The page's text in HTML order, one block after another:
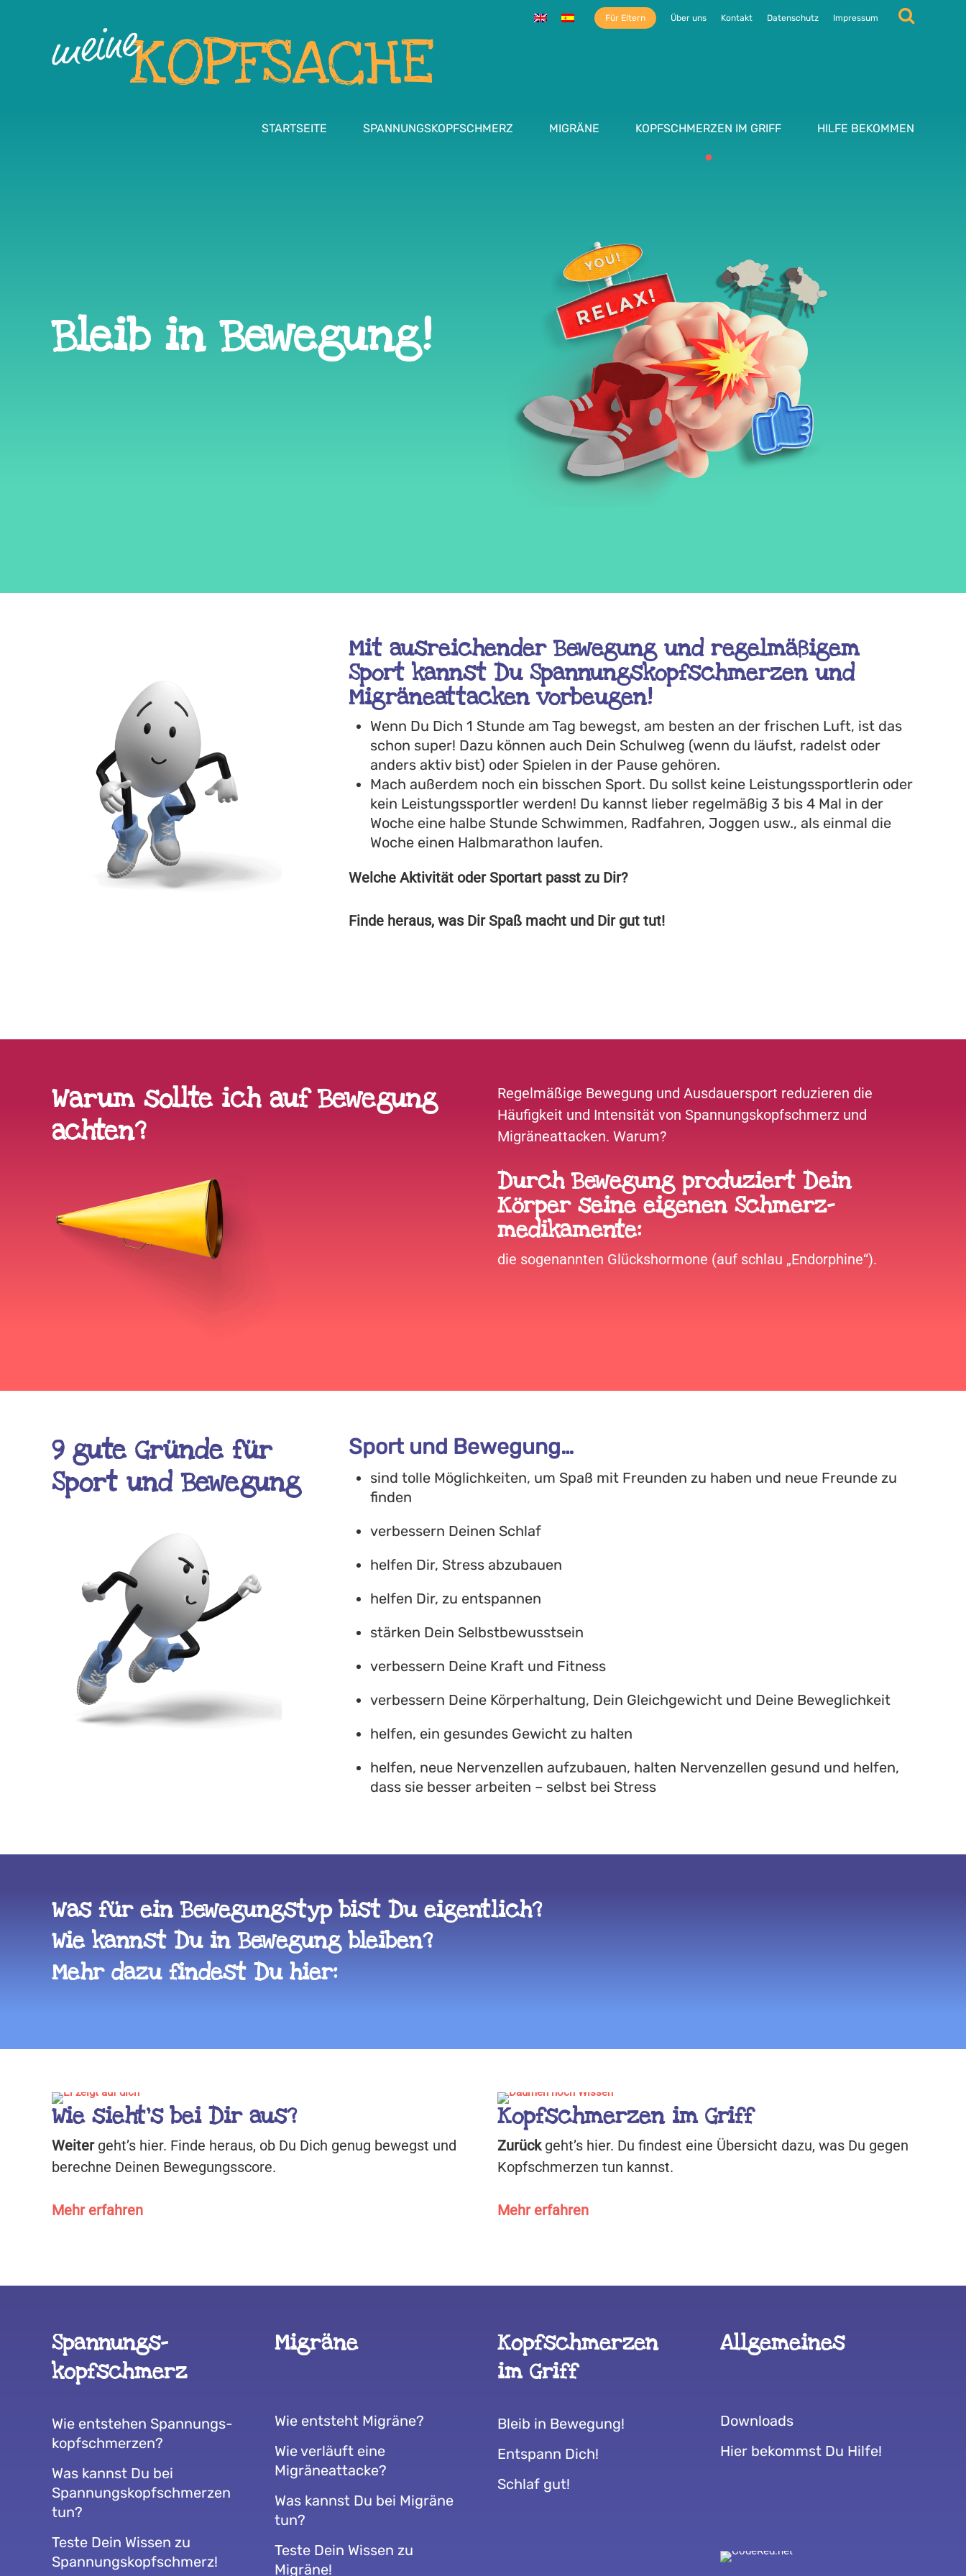
Für Eltern Über uns Kontakt Datenschutz Impressum
STARTSEITE SPANNUNGS­­­KOPFSCHMERZ MIGRÄNE KOPFSCHMERZEN IM GRIFF HILFE BEKOMMEN
Bleib in Bewegung!
Mit ausreichender Bewegung und regelmäßigem
Sport kannst Du Spannungs­kopfschmerzen und
Migräneattacken vorbeugen!
Wenn Du Dich 1 Stunde am Tag bewegst, am besten an der frischen Luft, ist das
schon super! Dazu können auch Dein Schulweg (wenn du läufst, radelst oder
anders aktiv bist) oder Spielen in der Pause gehören.
Mach außerdem noch ein bisschen Sport. Du sollst keine Leistungssportlerin oder
kein Leistungssportler werden! Du kannst lieber regelmäßig 3 bis 4 Mal in der
Woche eine halbe Stunde Schwimmen, Radfahren, Joggen usw., als einmal die
Woche einen Halbmarathon laufen.
Welche Aktivität oder Sportart passt zu Dir?
Finde heraus, was Dir Spaß macht und Dir gut tut!
Warum sollte ich auf Bewegung
achten?
Regelmäßige Bewegung und Ausdauersport reduzieren die
Häufigkeit und Intensität von Spannungskopfschmerz und
Migräneattacken. Warum?
Durch Bewegung produziert Dein
Körper seine eigenen Schmerz­
medikamente:
die sogenannten Glückshormone (auf schlau „Endorphine“).
9 gute Gründe für
Sport und Bewegung
Sport und Bewegung…
sind tolle Möglichkeiten, um Spaß mit Freunden zu haben und neue Freunde zu
finden
verbessern Deinen Schlaf
helfen Dir, Stress abzubauen
helfen Dir, zu entspannen
stärken Dein Selbstbewusstsein
verbessern Deine Kraft und Fitness
verbessern Deine Körperhaltung, Dein Gleichgewicht und Deine Beweglichkeit
helfen, ein gesundes Gewicht zu halten
helfen, neue Nervenzellen aufzubauen, halten Nervenzellen gesund und helfen,
dass sie besser arbeiten – selbst bei Stress
Was für ein Bewegungstyp bist Du eigentlich?
Wie kannst Du in Bewegung bleiben?
Mehr dazu findest Du hier:
Wie sieht’s bei Dir aus?
Weitergeht’s hier. Finde heraus, ob Du Dich genug bewegst und
berechne Deinen Bewegungs­score.
Mehr erfahren
Kopfschmerzen im Griff
Zurückgeht’s hier. Du findest eine Übersicht dazu, was Du gegen
Kopfschmerzen tun kannst.
Mehr erfahren
Spannungs­
kopfschmerz
Wie entstehen Spannungs­
kopfschmerzen?
Was kannst Du bei
Spannungs­kopfschmerzen
tun?
Teste Dein Wissen zu
Spannungs­kopfschmerz!
Migräne
Wie entsteht Migräne?
Wie verläuft eine
Migräneattacke?
Was kannst Du bei Migräne
tun?
Teste Dein Wissen zu
Migräne!
Kopfschmerzen
im Griff
Bleib in Bewegung!
Entspann Dich!
Schlaf gut!
Allgemeines
Downloads
Hier bekommst Du Hilfe!